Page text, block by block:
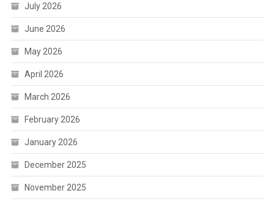
July 2026
June 2026
May 2026
April 2026
March 2026
February 2026
January 2026
December 2025
November 2025